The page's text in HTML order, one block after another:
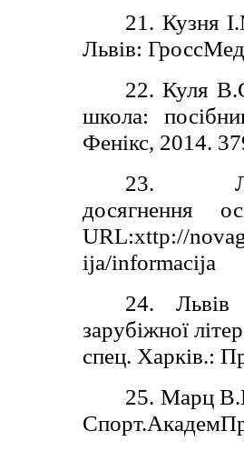
21. Кузня
Львів:
22. Куля
школа:
Фенікс, 2014.
23.
досягнення
URL:хttp://
ija/informacija
24.
зарубіжної
спец. Харків.:
25. Марц